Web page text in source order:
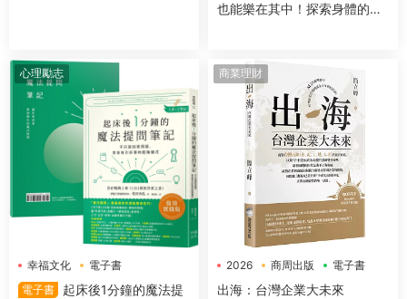
也能樂在其中！探索身體的組
心理勵志
幸福文化
電子書
電子書
起床後1分鐘的魔法提
商業理財
2026 商周出版 電子書
出海：台灣企業大未來